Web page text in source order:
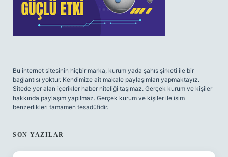
Bu internet sitesinin hiçbir marka, kurum yada şahıs şirketi ile bir
bağlantısı yoktur. Kendimize ait makale paylaşımları yapmaktayız.
Sitede yer alan içerikler haber niteliği taşımaz. Gerçek kurum ve kişiler
hakkında paylaşım yapılmaz. Gerçek kurum ve kişiler ile isim
benzerlikleri tamamen tesadüfidir.
SON YAZILAR